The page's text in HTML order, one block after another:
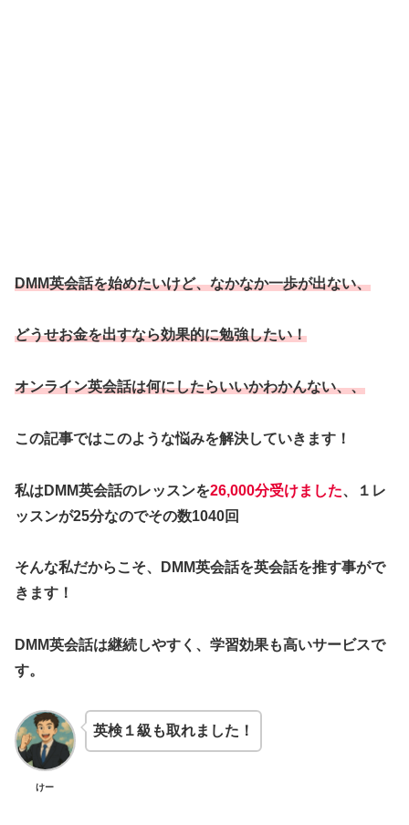
DMM英会話を始めたいけど、なかなか一歩が出ない、
どうせお金を出すなら効果的に勉強したい！
オンライン英会話は何にしたらいいかわかんない、、
この記事ではこのような悩みを解決していきます！
私はDMM英会話のレッスンを26,000分受けました、１レ
ッスンが25分なのでその数1040回
そんな私だからこそ、DMM英会話を英会話を推す事がで
きます！
DMM英会話は継続しやすく、学習効果も高いサービスで
す。
けー
英検１級も取れました！